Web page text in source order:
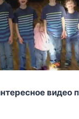
видео